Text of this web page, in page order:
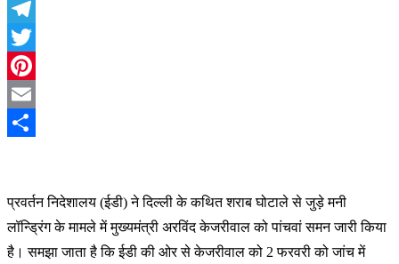
WhatsApp
Telegram
Twitter
Pinterest
Email
प्रवर्तन निदेशालय (ईडी) ने दिल्ली के कथित शराब घोटाले से जुड़े मनी
लॉन्ड्रिंग के मामले में मुख्यमंत्री अरविंद केजरीवाल को पांचवां समन जारी किया
है। समझा जाता है कि ईडी की ओर से केजरीवाल को 2 फरवरी को जांच में